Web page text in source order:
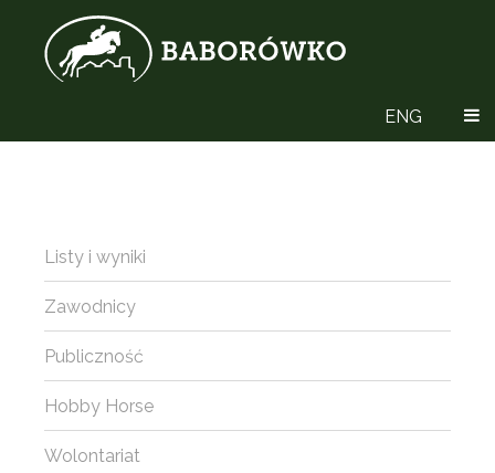
ENG
Listy i wyniki
Zawodnicy
Publiczność
Hobby Horse
Wolontariat